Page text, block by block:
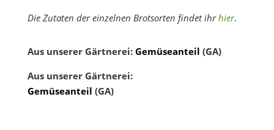
Die Zutaten der einzelnen Brotsorten findet ihrhier.
Aus unserer Gärtnerei: Gemüseanteil (GA)
Aus unserer Gärtnerei:
Gemüseanteil (GA)